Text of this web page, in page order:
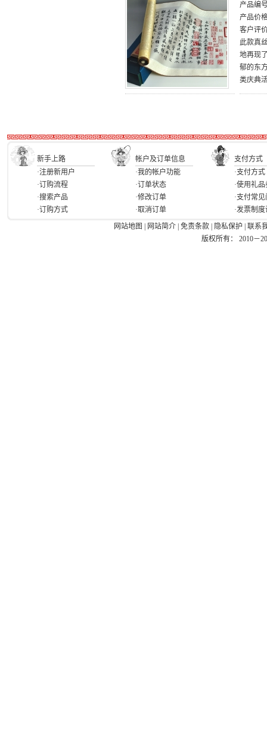
产品编
产品价
客户评
此款真
地再现
郁的东
类庆典
新手上路 帐户及订单信息
支付方式
·注册新用户
·订购流程
·搜索产品
·订购方式
·我的帐户功能
·订单状态
·修改订单
·取消订单
·支付方式
·使用礼品
·支付常
·发票制
网站地图
网站简介 免责条款 隐私保护
联系
版权所有： 2010－